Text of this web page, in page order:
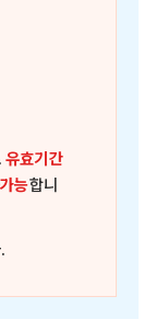
유효기간
능합니